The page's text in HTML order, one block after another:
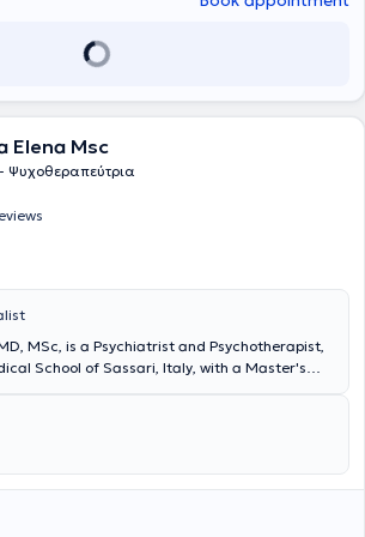
Elena Msc
Ψυχοθεραπεύτρια
MSc, is a Psychiatrist and Psychotherapist,
School of Sassari, Italy, with a Master's
Clinical Psychopathology, and
a scientific collaborator at the Women's
of the 1st Psychiatric Department at Aiginiteio
Early Intervention Outpatient Clinic